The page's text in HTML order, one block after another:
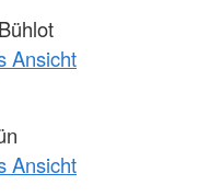
Ansicht
Ansicht